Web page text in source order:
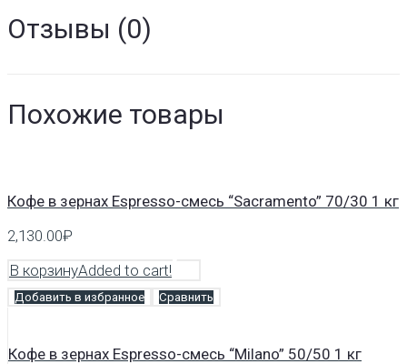
Отзывы (0)
Похожие товары
Кофе в зернах Espresso-смесь “Sacramento” 70/30 1 кг
2,130.00₽
В корзинуAdded to cart!
Добавить в избранное Сравнить
Кофе в зернах Espresso-смесь “Milano” 50/50 1 кг